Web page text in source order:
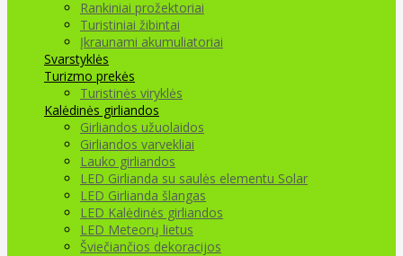
Rankiniai prožektoriai
Turistiniai žibintai
Įkraunami akumuliatoriai
Svarstyklės
Turizmo prekės
Turistinės viryklės
Kalėdinės girliandos
Girliandos užuolaidos
Girliandos varvekliai
Lauko girliandos
LED Girlianda su saulės elementu Solar
LED Girlianda šlangas
LED Kalėdinės girliandos
LED Meteorų lietus
Šviečiančios dekoracijos